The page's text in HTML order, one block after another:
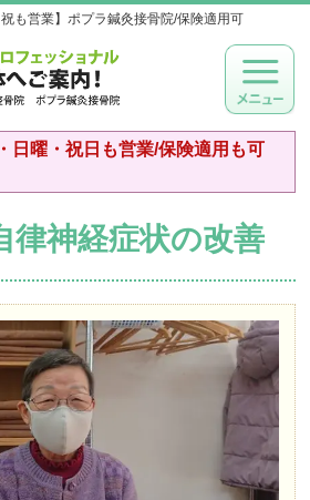
も営業】ポプラ鍼灸接骨院/保険適用可
日曜・祝日も営業/保険適用も可
律神経症状の改善